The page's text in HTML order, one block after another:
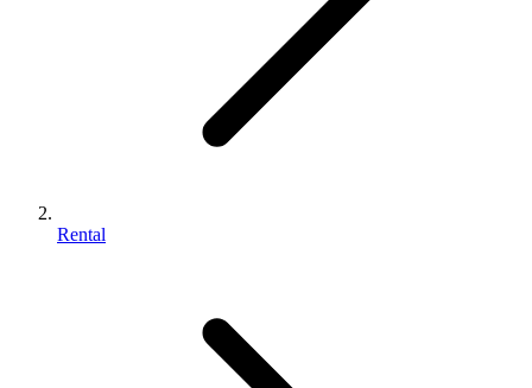
Rental